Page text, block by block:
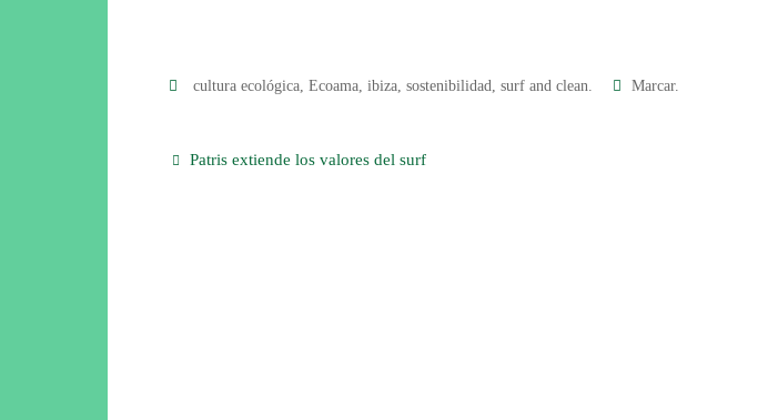
cultura ecológica ,Ecoama ,ibiza ,sostenibilidad ,surf and clean Marcar.
Patris extiende los valores del surf